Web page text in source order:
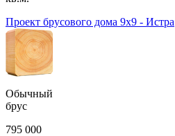
Проект брусового дома 9х9 - Истра
Обычный
брус
795 000